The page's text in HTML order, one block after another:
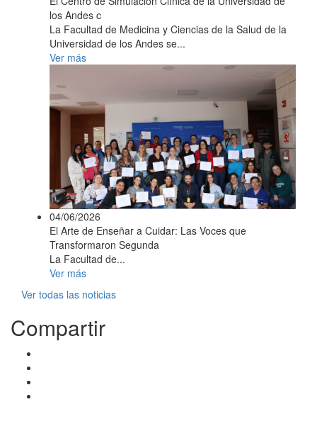
los Andes c
La Facultad de Medicina y Ciencias de la Salud de la
Universidad de los Andes se...
Ver más
04/06/2026
El Arte de Enseñar a Cuidar: Las Voces que
Transformaron Segunda
La Facultad de...
Ver más
Ver todas las noticias
Compartir